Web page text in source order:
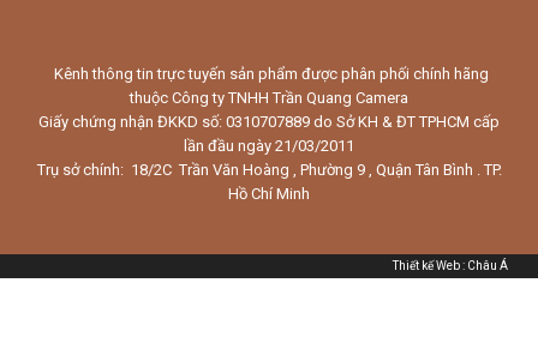
Kênh thông tin trực tuyến sản phẩm được phân phối chính hãng
thuộc Công ty TNHH Trần Quang Camera
Giấy chứng nhận ĐKKD số: 0310707889 do Sở KH & ĐT TPHCM cấp
lần đầu ngày 21/03/2011
Trụ sở chính: 18/2C Trần Văn Hoàng , Phường 9 , Quận Tân Bình . TP.
Hồ Chí Minh
Thiết kế Web: Châu Á